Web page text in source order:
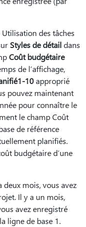
Utilisation des tâches
Styles de détaildans
Coût budgétaire
de l’affichage,
10approprié
pouvez maintenant
pour connaître le
le champ Coût
de référence
planifiés.
budgétaire d’une
mois, vous avez
Il y a un mois,
avez enregistré
ligne de base 1.